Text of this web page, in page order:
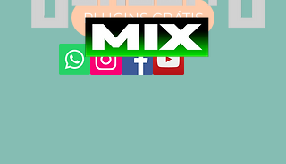
PLUGINS GRÁTIS